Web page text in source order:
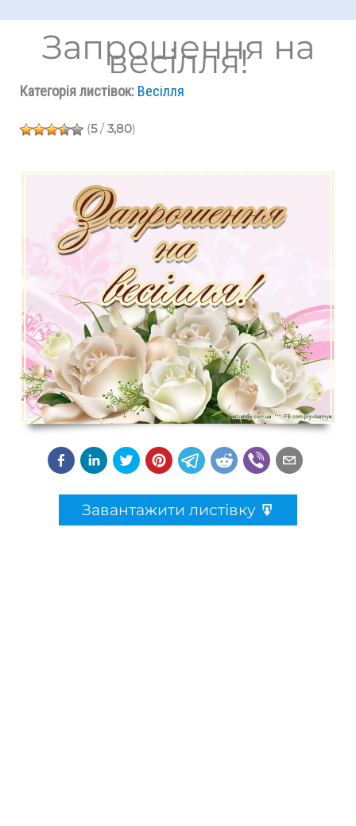
Запрошення на
весілля!
Категорія листівок: Весілля
(5/ 3,80)
Завантажити листівку